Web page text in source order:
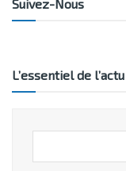
Suivez-Nous
L’essentiel de